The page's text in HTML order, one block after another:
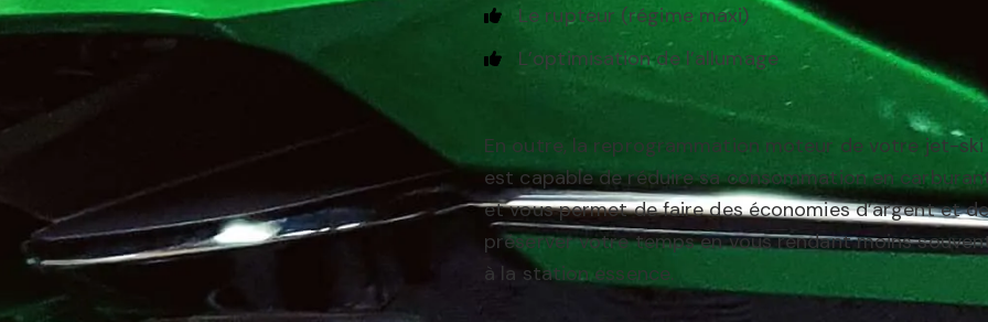
Le rupteur (régime maxi)
L’optimisation de l’allumage
En outre, la reprogrammation moteur de votre jet-ski
est capable de réduire sa consommation en
et vous permet de faire des économies d’argent et
préserver votre temps en vous rendant moins
à la station essence.